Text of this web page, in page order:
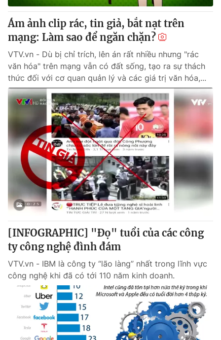
Ám ảnh clip rác, tin giả, bắt nạt trên
mạng: Làm sao để ngăn chặn?
VTV.vn - Dù bị chỉ trích, lên án rất nhiều nhưng "rác
văn hóa" trên mạng vẫn có đất sống, tạo ra sự thách
thức đối với cơ quan quản lý và các giá trị văn hóa,...
[INFOGRAPHIC] "Đọ" tuổi của các công
ty công nghệ đình đám
VTV.vn - IBM là công ty “lão làng” nhất trong lĩnh vực
công nghệ khi đã có tới 110 năm kinh doanh.